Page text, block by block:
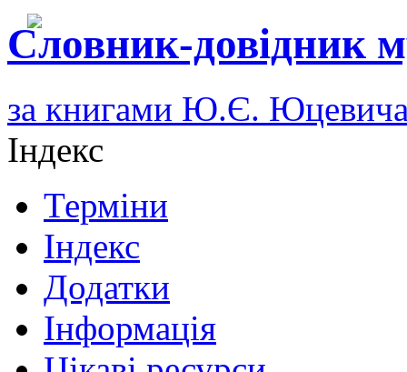
Словник-довідник
за книгами Ю.Є.
Індекс
Терміни
Індекс
Додатки
Інформація